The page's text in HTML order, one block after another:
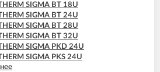
SIGMA BT 18U
SIGMA BT 24U
SIGMA BT 28U
SIGMA BT 32U
SIGMA PKD 24U
SIGMA PKS 24U
SIGMA PTD 24U